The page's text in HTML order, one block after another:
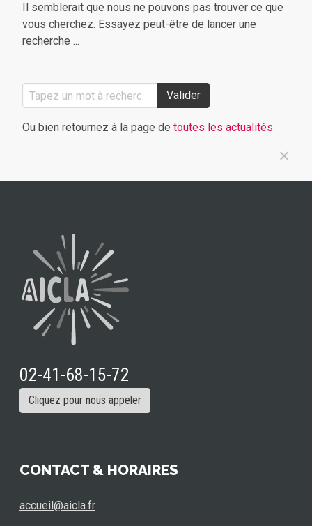
Il semblerait que nous ne pouvons pas trouver ce que
vous cherchez. Essayez peut-être de lancer une
recherche ...
Valider
Ou bien retournez à la page de toutes les actualités
02-41-68-15-72
Cliquez pour nous appeler
CONTACT & HORAIRES
accueil@aicla.fr